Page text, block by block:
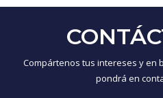
Compártenos tus intereses y en
pondrá en